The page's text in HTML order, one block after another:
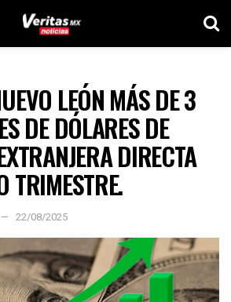
LEÓN MÁS DE 3
DE DÓLARES DE
DIRECTA
TRIMESTRE.
22/08/2025